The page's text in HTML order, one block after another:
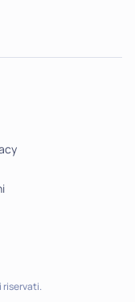
riservati.